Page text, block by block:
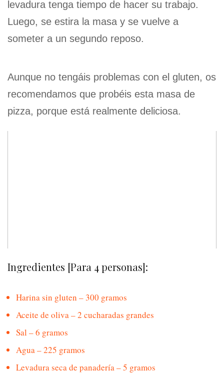
levadura tenga tiempo de hacer su trabajo.
Luego, se estira la masa y se vuelve a
someter a un segundo reposo.
Aunque no tengáis problemas con el gluten, os
recomendamos que probéis esta masa de
pizza, porque está realmente deliciosa.
Ingredientes [Para 4 personas]:
Harina sin gluten – 300 gramos
Aceite de oliva – 2 cucharadas grandes
Sal – 6 gramos
Agua – 225 gramos
Levadura seca de panadería – 5 gramos